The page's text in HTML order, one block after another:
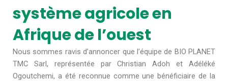
système agricole en
Afrique de l’ouest
Nous sommes ravis d’annoncer que l’équipe de BIO PLANET
TMC Sarl, représentée par Christian Adoh et Adéléké
Ogoutchemi, a été reconnue comme une bénéficiaire de la